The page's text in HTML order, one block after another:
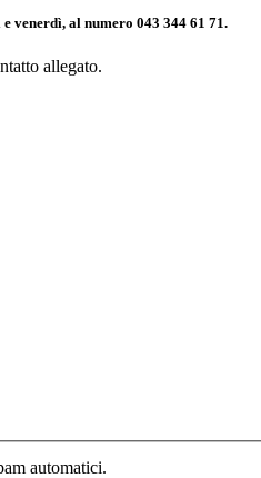
venerdì, al numero 043 344 61 71.
allegato.
verificare che tu sia un visitatore umano e per impedire inserimenti di spam automatici.